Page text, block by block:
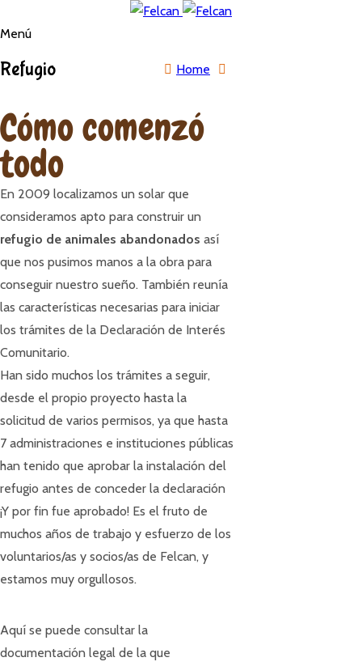
Menú
Refugio Home
Cómo comenzó
todo
En 2009 localizamos un solar que
consideramos apto para construir un
refugio de animales abandonados así
que nos pusimos manos a la obra para
conseguir nuestro sueño. También reunía
las características necesarias para iniciar
los trámites de la Declaración de Interés
Comunitario.
Han sido muchos los trámites a seguir,
desde el propio proyecto hasta la
solicitud de varios permisos, ya que hasta
7 administraciones e instituciones públicas
han tenido que aprobar la instalación del
refugio antes de conceder la declaración
¡Y por fin fue aprobado! Es el fruto de
muchos años de trabajo y esfuerzo de los
voluntarios/as y socios/as de Felcan, y
estamos muy orgullosos.
Aquí se puede consultar la
documentación legal de la que